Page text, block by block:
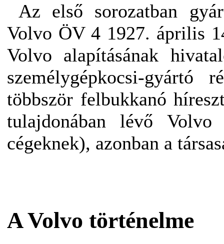
Az első sorozatban
Volvo ÖV 4 1927. április
Volvo alapításának
személygépkocsi-
többször felbukkanó
tulajdonában lévő
cégeknek), azonban a
A Volvo történelme